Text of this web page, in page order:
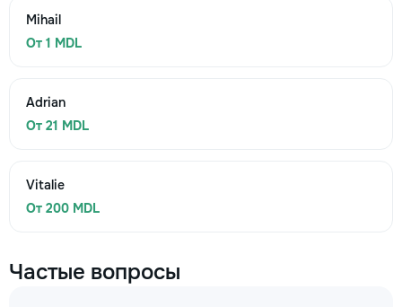
Mihail
От 1 MDL
Adrian
От 21 MDL
Vitalie
От 200 MDL
Частые вопросы